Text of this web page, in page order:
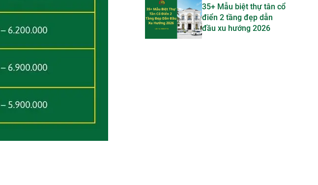
35+ Mẫu biệt thự tân cổ
điển 2 tầng đẹp dẫn
đầu xu hướng 2026